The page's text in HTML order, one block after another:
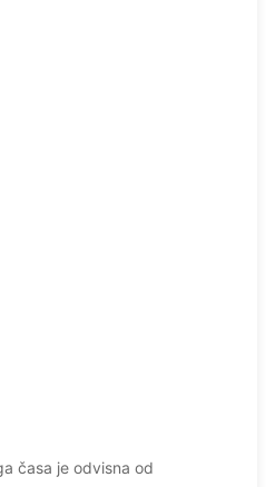
časa je odvisna od